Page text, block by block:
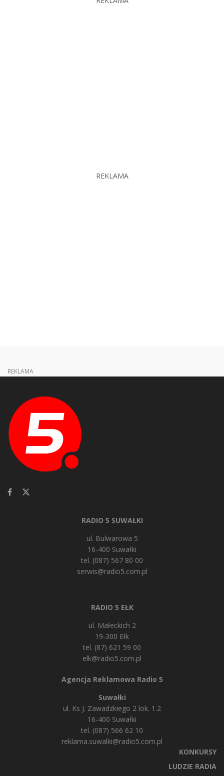
REKLAMA
REKLAMA
RADIO 5 SUWAŁKI
ul. Bulwarowa 5
16-400 Suwałki
tel. (087) 567 80 00
serwis@radio5.com.pl
RADIO 5 EŁK
ul. Małeckich 2
19-300 Ełk
tel. (87) 621 59 00
elk@radio5.com.pl
Agencja Reklamowa Radio 5
Suwałki
ul. Ks J. Zawadzkiego 2 lok. 1.2
16-400 Suwałki
tel. (087) 566 62 10
reklama.suwalki@radio5.com.pl
KONKURSY
LUDZIE RADIA